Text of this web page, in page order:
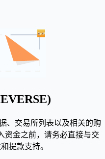
、交易所列表以及相关的购
资金之前，请务必直接与交
提款支持。